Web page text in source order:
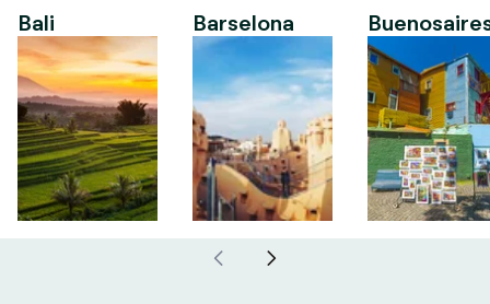
Bali Barselona